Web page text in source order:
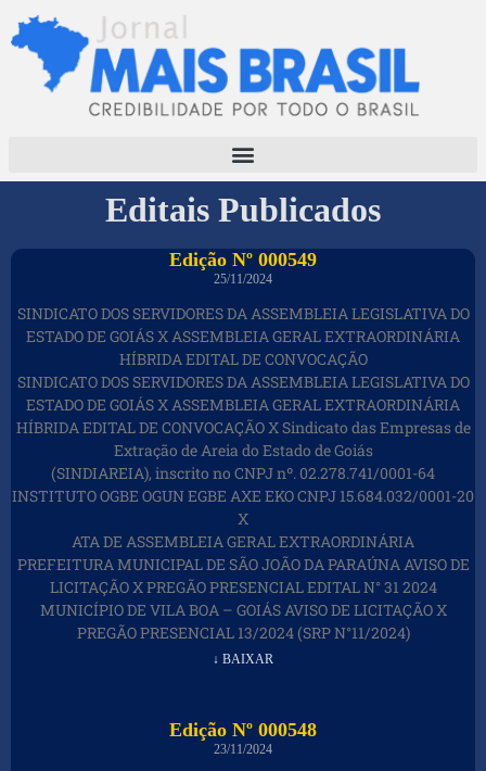
Editais Publicados
Edição Nº 000549
25/11/2024
SINDICATO DOS SERVIDORES DA ASSEMBLEIA LEGISLATIVA DO
ESTADO DE GOIÁS X ASSEMBLEIA GERAL EXTRAORDINÁRIA
HÍBRIDA EDITAL DE CONVOCAÇÃO
SINDICATO DOS SERVIDORES DA ASSEMBLEIA LEGISLATIVA DO
ESTADO DE GOIÁS X ASSEMBLEIA GERAL EXTRAORDINÁRIA
HÍBRIDA EDITAL DE CONVOCAÇÃO X Sindicato das Empresas de
Extração de Areia do Estado de Goiás
(SINDIAREIA), inscrito no CNPJ nº. 02.278.741/0001-64
INSTITUTO OGBE OGUN EGBE AXE EKO CNPJ 15.684.032/0001-20
X
ATA DE ASSEMBLEIA GERAL EXTRAORDINÁRIA
PREFEITURA MUNICIPAL DE SÃO JOÃO DA PARAÚNA AVISO DE
LICITAÇÃO X PREGÃO PRESENCIAL EDITAL N° 31 2024
MUNICÍPIO DE VILA BOA – GOIÁS AVISO DE LICITAÇÃO X
PREGÃO PRESENCIAL 13/2024 (SRP N°11/2024)
↓ BAIXAR
Edição Nº 000548
23/11/2024